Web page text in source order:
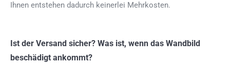
Ihnen entstehen dadurch keinerlei Mehrkosten.
Ist der Versand sicher? Was ist, wenn das Wandbild
beschädigt ankommt?